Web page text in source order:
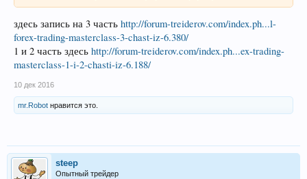
здесь запись на 3 часть http://forum-treiderov.com/index.ph...l-
forex-trading-masterclass-3-chast-iz-6.380/
1 и 2 часть здесь http://forum-treiderov.com/index.ph...ex-trading-
masterclass-1-i-2-chasti-iz-6.188/
10 дек 2016
mr.Robot нравится это.
steep
Опытный трейдер